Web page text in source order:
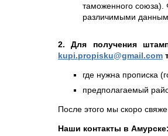
таможенного союза).
различимыми
2. Для получения
kupi.propisku@gmail.com
где нужна прописка
предполагаемый
После этого мы скоро
Наши контакты в